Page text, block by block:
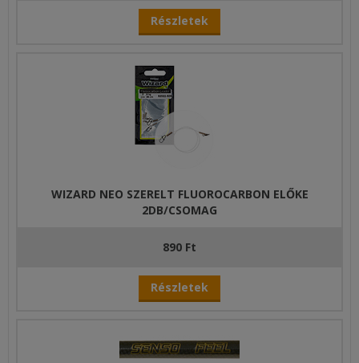
Részletek
WIZARD NEO SZERELT FLUOROCARBON ELŐKE
2DB/CSOMAG
890 Ft
Részletek